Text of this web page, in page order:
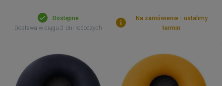
Dostępne
Dostawa w ciągu 2 dni roboczych
Na zamówienie - ustalimy
termin